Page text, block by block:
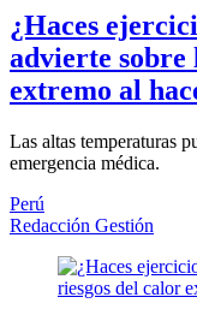
¿Haces
advierte sobre
extremo al
Las altas temperaturas
emergencia médica.
Perú
Redacción Gestión